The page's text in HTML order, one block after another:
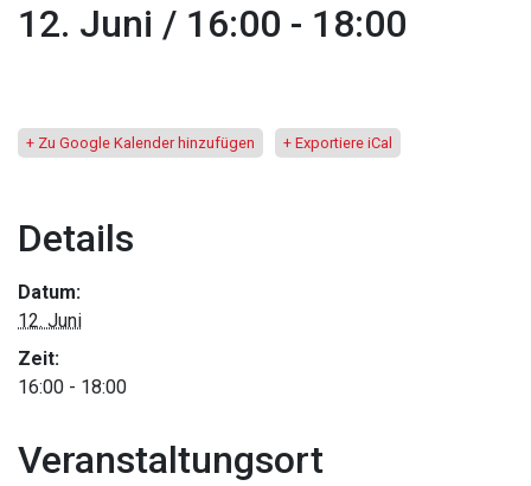
12. Juni / 16:00 - 18:00
+ Zu Google Kalender hinzufügen + Exportiere iCal
Details
Datum:
12. Juni
Zeit:
16:00 - 18:00
Veranstaltungsort